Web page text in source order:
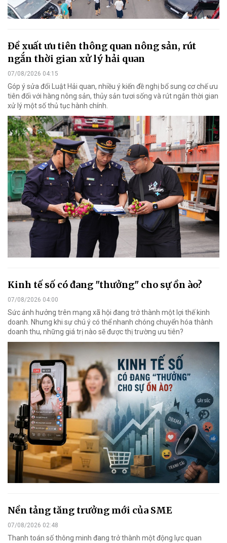
Đề xuất ưu tiên thông quan nông sản, rút
ngắn thời gian xử lý hải quan
07/08/2026 04:15
Góp ý sửa đổi Luật Hải quan, nhiều ý kiến đề nghị bổ sung cơ chế ưu
tiên đối với hàng nông sản, thủy sản tươi sống và rút ngắn thời gian
xử lý một số thủ tục hành chính.
Kinh tế số có đang "thưởng" cho sự ồn ào?
07/08/2026 04:00
Sức ảnh hưởng trên mạng xã hội đang trở thành một lợi thế kinh
doanh. Nhưng khi sự chú ý có thể nhanh chóng chuyển hóa thành
doanh thu, những giá trị nào sẽ được thị trường ưu tiên?
Nền tảng tăng trưởng mới của SME
07/08/2026 02:48
Thanh toán số thông minh đang trở thành một động lực quan